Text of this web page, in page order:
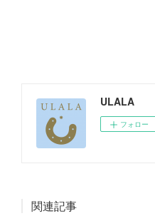
ULALA
フォロー
関連記事